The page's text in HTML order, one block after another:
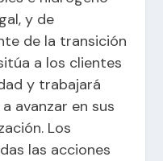
y de
de la transición
a los clientes
y trabajará
avanzar en sus
Los
las acciones